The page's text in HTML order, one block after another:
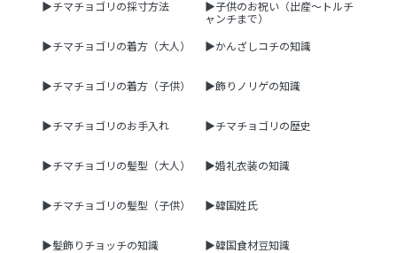
▶チマチョゴリの採寸方法
▶子供のお祝い（出産～トルチ
ャンチまで）
▶チマチョゴリの着方（大人）
▶かんざしコチの知識
▶チマチョゴリの着方（子供） ▶飾りノリゲの知識
▶チマチョゴリのお手入れ ▶チマチョゴリの歴史
▶チマチョゴリの髪型（大人） ▶婚礼衣装の知識
▶チマチョゴリの髪型（子供） ▶韓国姓氏
▶髪飾りチョッチの知識 ▶韓国食材豆知識